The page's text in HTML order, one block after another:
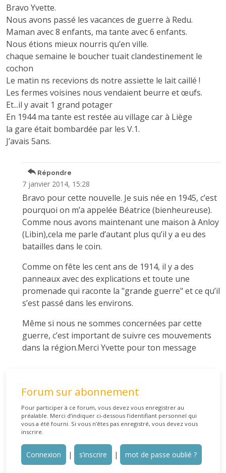
Bravo Yvette.
Nous avons passé les vacances de guerre à Redu.
Maman avec 8 enfants, ma tante avec 6 enfants.
Nous étions mieux nourris qu’en ville.
chaque semaine le boucher tuait clandestinement le
cochon
Le matin ns recevions ds notre assiette le lait caillé !
Les fermes voisines nous vendaient beurre et œufs.
Et...il y avait 1 grand potager
En 1944 ma tante est restée au village car à Liège
la gare était bombardée par les V.1.
J’avais 5ans.
Répondre
7 janvier 2014, 15:28
Bravo pour cette nouvelle. Je suis née en 1945, c’est
pourquoi on m’a appelée Béatrice (bienheureuse).
Comme nous avons maintenant une maison à Anloy
(Libin),cela me parle d’autant plus qu’il y a eu des
batailles dans le coin.
Comme on fête les cent ans de 1914, il y a des
panneaux avec des explications et toute une
promenade qui raconte la "grande guerre" et ce qu’il
s’est passé dans les environs.
Même si nous ne sommes concernées par cette
guerre, c’est important de suivre ces mouvements
dans la région.Merci Yvette pour ton message
Forum sur abonnement
Pour participer à ce forum, vous devez vous enregistrer au
préalable. Merci d’indiquer ci-dessous l’identifiant personnel qui
vous a été fourni. Si vous n’êtes pas enregistré, vous devez vous
inscrire.
Connexion | s’inscrire | mot de passe oublié ?